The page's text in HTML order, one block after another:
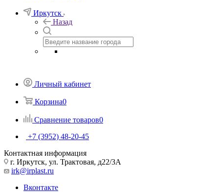
Иркутск
Назад
Личный кабинет
Корзина0
Сравнение товаров0
+7 (3952) 48-20-45
Контактная информация
г. Иркутск, ул. Трактовая, д22/3А
irk@irplast.ru
Вконтакте